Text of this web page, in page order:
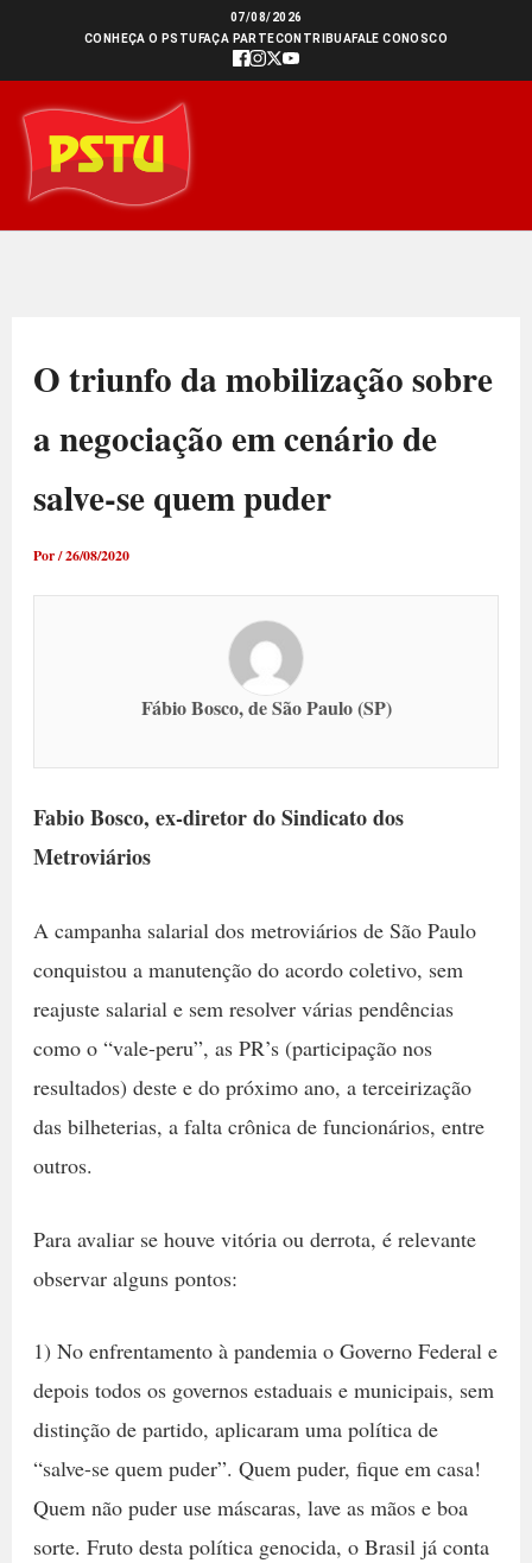
conteúdo
07/08/2026
CONHEÇA O PSTU FAÇA PARTECONTRIBUAFALE CONOSCO
O triunfo da mobilização sobre
a negociação em cenário de
salve-se quem puder
Por/26/08/2020
Fábio Bosco, de São Paulo (SP)
Fabio Bosco, ex-diretor do Sindicato dos
Metroviários
A campanha salarial dos metroviários de São Paulo
conquistou a manutenção do acordo coletivo, sem
reajuste salarial e sem resolver várias pendências
como o “vale-peru”, as PR’s (participação nos
resultados) deste e do próximo ano, a terceirização
das bilheterias, a falta crônica de funcionários, entre
outros.
Para avaliar se houve vitória ou derrota, é relevante
observar alguns pontos:
1) No enfrentamento à pandemia o Governo Federal e
depois todos os governos estaduais e municipais, sem
distinção de partido, aplicaram uma política de
“salve-se quem puder”. Quem puder, fique em casa!
Quem não puder use máscaras, lave as mãos e boa
sorte. Fruto desta política genocida, o Brasil já conta